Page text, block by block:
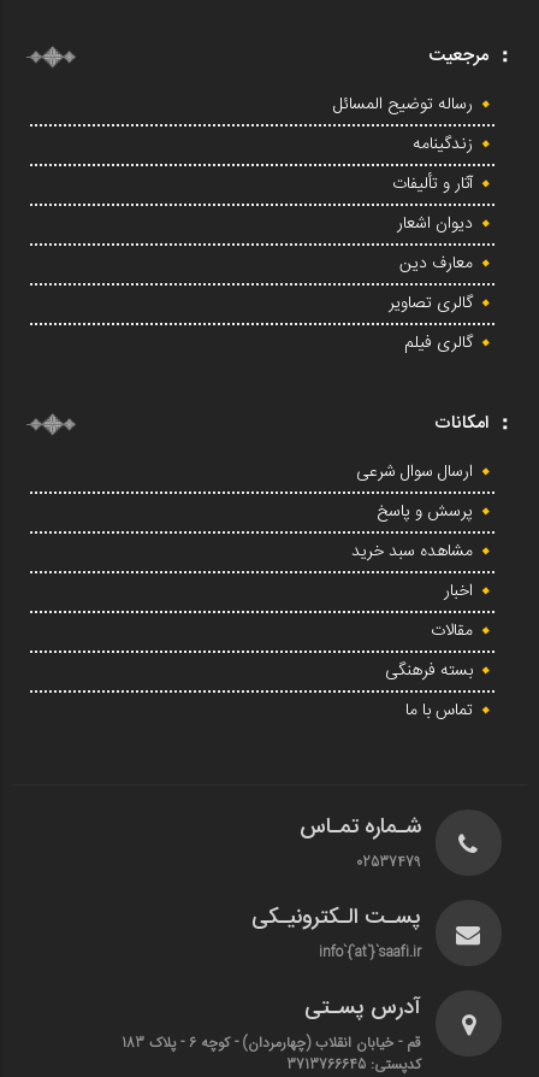
مرجعیت
رساله توضیح المسائل
زندگینامه
آثار و تألیفات
دیوان اشعار
معارف دین
گالری تصاویر
گالری فیلم
امکانات
ارسال سوال شرعی
پرسش و پاسخ
مشاهده سبد خرید
اخبار
مقالات
بسته فرهنگی
تماس با ما
شـماره تمـاس
02537479
پسـت الـکترونیـکی
info`{`at`}`saafi.ir
آدرس پسـتی
قم - خیابان انقلاب (چهارمردان)‌ - کوچه 6 - پلاک 183
کدپستی: 3713766645